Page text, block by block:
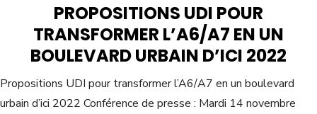
PROPOSITIONS UDI POUR
TRANSFORMER L’A6/A7 EN UN
BOULEVARD URBAIN D’ICI 2022
Propositions UDI pour transformer l’A6/A7 en un boulevard
urbain d’ici 2022 Conférence de presse : Mardi 14 novembre